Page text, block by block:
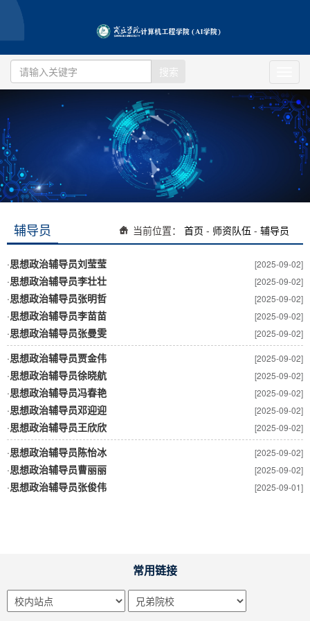
搜索
辅导员 当前位置： 首页 - 师资队伍 - 辅导员
[2025-09-02]
·思想政治辅导员刘莹莹
[2025-09-02]
·思想政治辅导员李壮壮
[2025-09-02]
·思想政治辅导员张明哲
[2025-09-02]
·思想政治辅导员李苗苗
[2025-09-02]
·思想政治辅导员张曼雯
[2025-09-02]
·思想政治辅导员贾金伟
[2025-09-02]
·思想政治辅导员徐晓航
[2025-09-02]
·思想政治辅导员冯春艳
[2025-09-02]
·思想政治辅导员邓迎迎
[2025-09-02]
·思想政治辅导员王欣欣
[2025-09-02]
·思想政治辅导员陈怡冰
[2025-09-02]
·思想政治辅导员曹丽丽
[2025-09-01]
·思想政治辅导员张俊伟
常用链接